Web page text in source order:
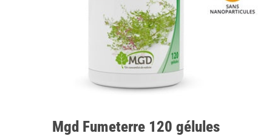
Mgd Fumeterre 120 gélules